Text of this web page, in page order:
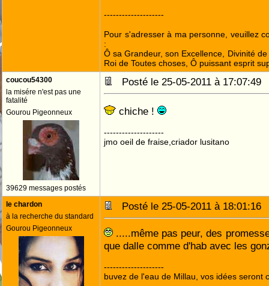
--------------------
Pour s'adresser à ma personne, veuillez
:
Ô sa Grandeur, son Excellence, Divinité
Roi de Toutes choses, Ô puissant esprit
coucou54300
la misére n'est pas une
fatalité
Gourou Pigeonneux
39629 messages postés
Posté le 25-05-2011 à
chiche !
--------------------
jmo oeil de fraise,criador lusitano
le chardon
à la recherche du standard
Gourou Pigeonneux
Posté le 25-05-2011 à
.....même pas peur, des
que dalle comme d'hab avec les
--------------------
buvez de l'eau de Millau, vos idées seront